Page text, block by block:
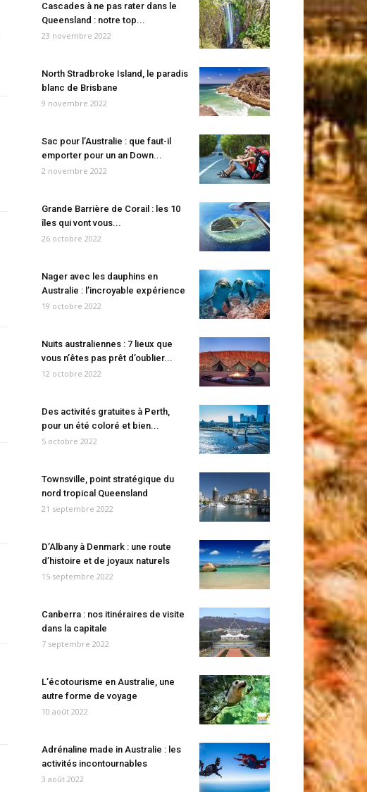
Cascades à ne pas rater dans le
Queensland : notre top...
23 novembre 2022
North Stradbroke Island, le paradis
blanc de Brisbane
9 novembre 2022
Sac pour l’Australie : que faut-il
emporter pour un an Down...
2 novembre 2022
Grande Barrière de Corail : les 10
îles qui vont vous...
26 octobre 2022
Nager avec les dauphins en
Australie : l’incroyable expérience
19 octobre 2022
Nuits australiennes : 7 lieux que
vous n’êtes pas prêt d’oublier...
12 octobre 2022
Des activités gratuites à Perth,
pour un été coloré et bien...
5 octobre 2022
Townsville, point stratégique du
nord tropical Queensland
21 septembre 2022
D’Albany à Denmark : une route
d’histoire et de joyaux naturels
15 septembre 2022
Canberra : nos itinéraires de visite
dans la capitale
7 septembre 2022
L’écotourisme en Australie, une
autre forme de voyage
10 août 2022
Adrénaline made in Australie : les
activités incontournables
3 août 2022